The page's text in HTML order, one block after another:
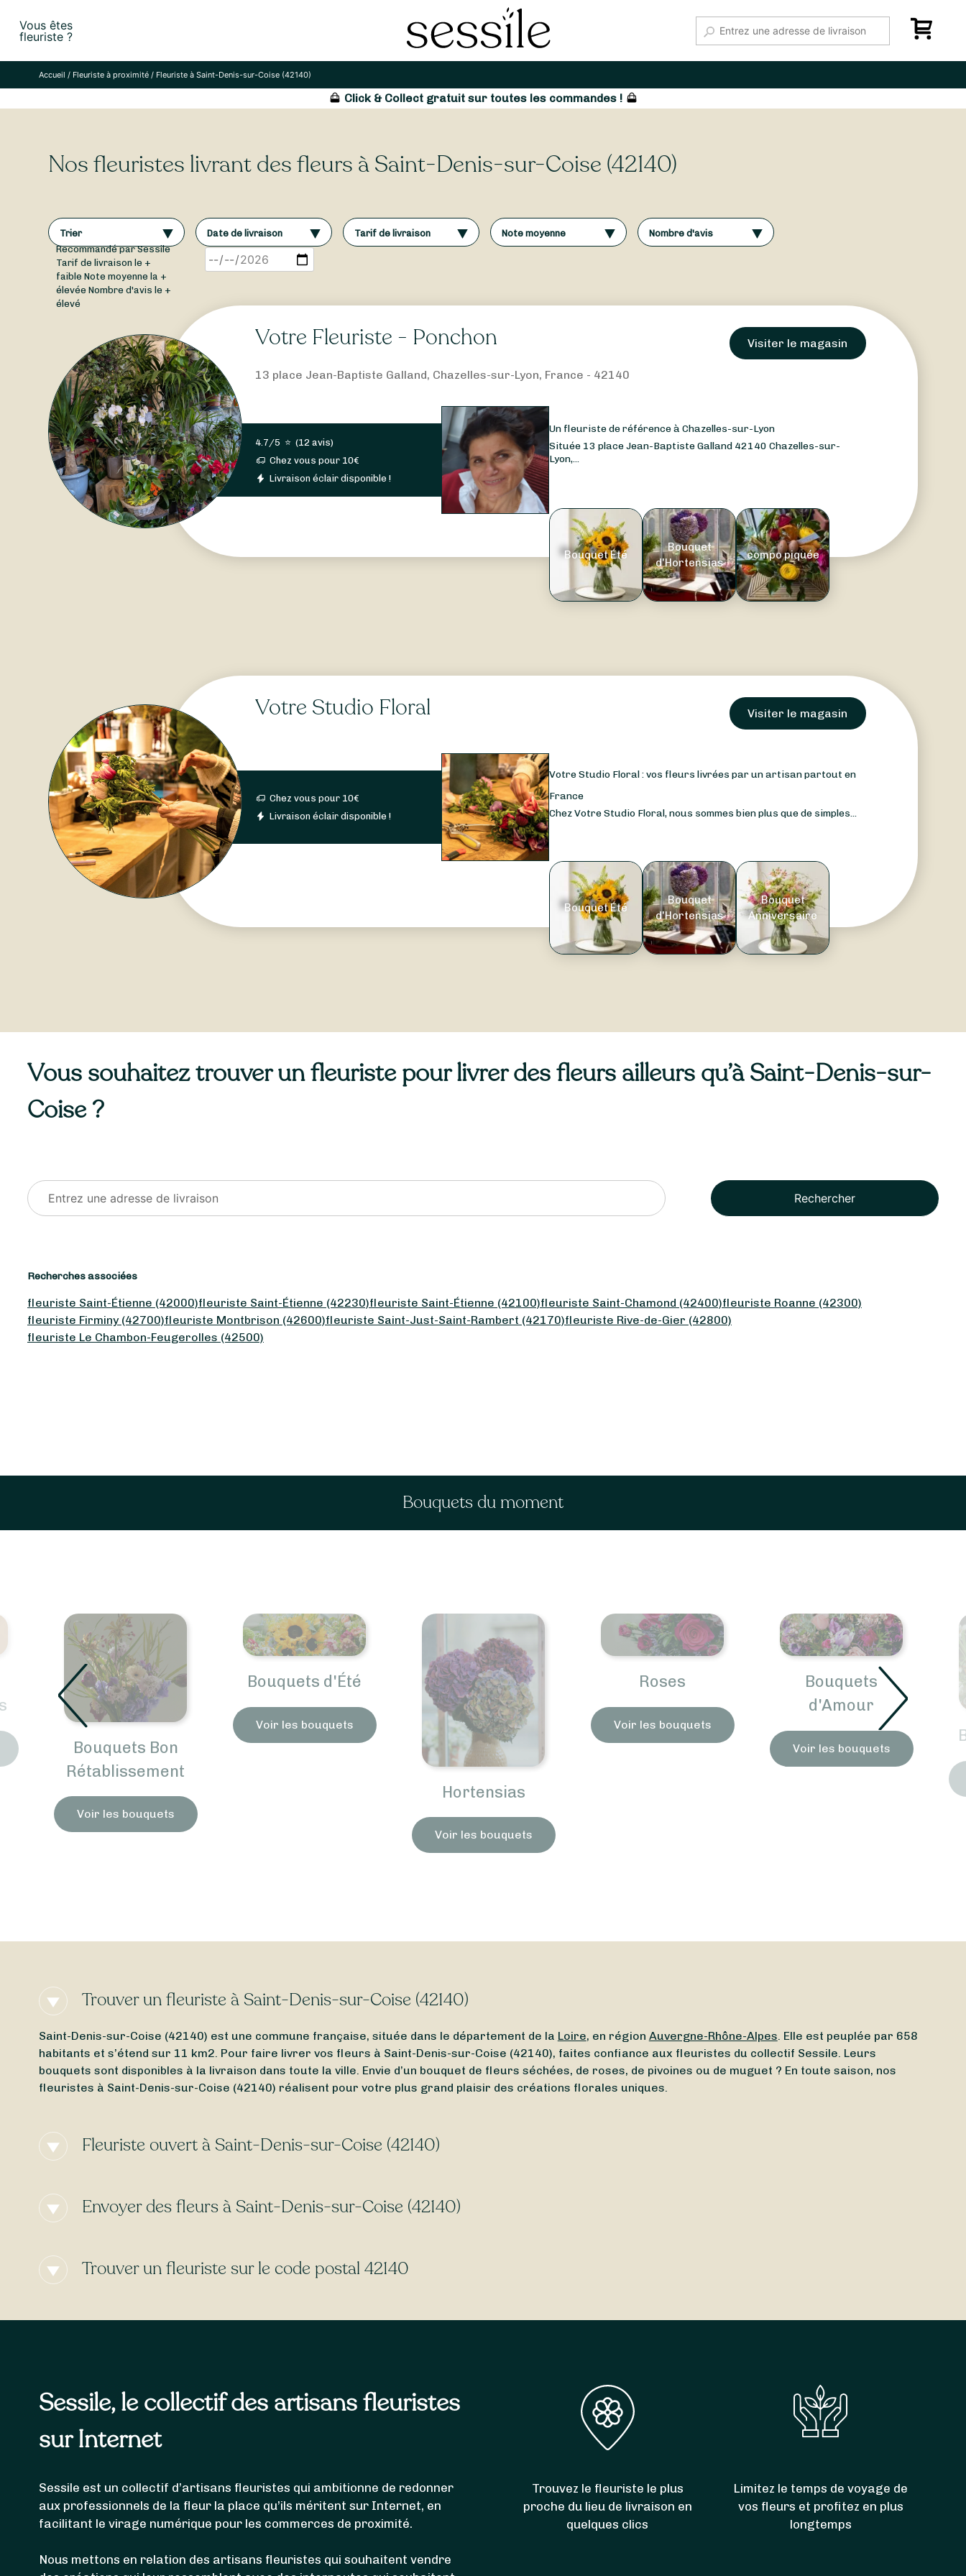
content
Vous êtes
fleuriste ?
Accueil / Fleuriste à proximité/ Fleuriste à Saint-Denis-sur-Coise (42140)
Click & Collect gratuit sur toutes les commandes !
Nos fleuristes livrant des fleurs à Saint-Denis-sur-Coise (42140)
Trier
Recommandé par Sessile
Tarif de livraison le +
faible Note moyenne la +
élevée Nombre d'avis le +
élevé
Date de livraison Tarif de livraison Note moyenne Nombre d'avis
Votre Fleuriste - Ponchon Visiter le magasin
13 place Jean-Baptiste Galland, Chazelles-sur-Lyon, France - 42140
4.7/5 ⭐ (12 avis)
Chez vous pour 10€
Livraison éclair disponible !
Un fleuriste de référence à Chazelles-sur-Lyon
Située 13 place Jean-Baptiste Galland 42140 Chazelles-sur-
Lyon,...
Bouquet Été
Bouquet
d'Hortensias
compo piquée
Votre Studio Floral Visiter le magasin
Chez vous pour 10€
Livraison éclair disponible !
Votre Studio Floral : vos fleurs livrées par un artisan partout en
France
Chez Votre Studio Floral, nous sommes bien plus que de simples...
Bouquet Été
Bouquet
d'Hortensias
Bouquet
Anniversaire
Vous souhaitez trouver un fleuriste pour livrer des fleurs ailleurs qu’à Saint-Denis-sur-
Coise ?
Rechercher
Recherches associées
fleuriste Saint-Étienne (42000)fleuriste Saint-Étienne (42230)fleuriste Saint-Étienne (42100)fleuriste Saint-Chamond (42400)fleuriste Roanne (42300)
fleuriste Firminy (42700)fleuriste Montbrison (42600)fleuriste Saint-Just-Saint-Rambert (42170)fleuriste Rive-de-Gier (42800)
fleuriste Le Chambon-Feugerolles (42500)
Bouquets du moment
Bouquets Bon
Rétablissement
Voir les bouquets
Bouquets d'Été
Voir les bouquets
Hortensias
Voir les bouquets
Roses
Voir les bouquets
Bouquets
d'Amour
Voir les bouquets
Trouver un fleuriste à Saint-Denis-sur-Coise (42140)
Saint-Denis-sur-Coise (42140) est une commune française, située dans le département de la Loire, en région Auvergne-Rhône-Alpes . Elle est peuplée par 658
habitants et s’étend sur 11 km2. Pour faire livrer vos fleurs à Saint-Denis-sur-Coise (42140), faites confiance aux fleuristes du collectif Sessile. Leurs
bouquets sont disponibles à la livraison dans toute la ville. Envie d’un bouquet de fleurs séchées, de roses, de pivoines ou de muguet ? En toute saison, nos
fleuristes à Saint-Denis-sur-Coise (42140) réalisent pour votre plus grand plaisir des créations florales uniques.
Fleuriste ouvert à Saint-Denis-sur-Coise (42140)
(42140) ? Quel que soit le jour de la semaine, Sessile vous permet de trouver facilement un fleuriste ouvert autour de vous. Que vous ayez besoin d’un
fleuriste ouvert le lundiou d’unfleuriste ouvert le dimanche, laissez-vous guider.
Envoyer des fleurs à Saint-Denis-sur-Coise (42140)
sélectionné et l’heure de votre commande. De nombreux fleuristes
gratuite !
Trouver un fleuriste sur le code postal 42140
livrer votre bouquet de fleurs àChazelles-sur-Lyon,Chevrières,Grammond,Marcenod,Fontanès,Maringes,Virigneux,Viricelles,La GimondetChâtelus.
Sessile, le collectif des artisans fleuristes
sur Internet
Sessile est un collectif d’artisans fleuristes qui ambitionne de redonner
aux professionnels de la fleur la place qu’ils méritent sur Internet, en
facilitant le virage numérique pour les commerces de proximité.
Nous mettons en relation des artisans fleuristes qui souhaitent vendre
Trouvez le fleuriste le plus
proche du lieu de livraison en
quelques clics
Limitez le temps de voyage de
vos fleurs et profitez en plus
longtemps